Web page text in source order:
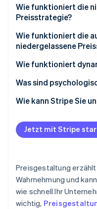
Kostenbasierte
Break-even-Preise
Vor-, Nachteile und
Wie funktioniert die
Preisstrategie?
Vor-, Nachteile und
Wie funktioniert die
niedergelassene
Preisangleichung
Unterbietung
Preisführerschaft
Vor-, Nachteile und
Wie funktioniert
Airlines und Hotels
Ride-Sharing-
Transparente
Was sind
Charm-Preis
Verankerung
Knappheit und
“Kostenlos” und
Wie kann Stripe Sie
Jetzt mit Stripe
Preisgestaltung
Wahrnehmung und
wie schnell Ihr
wichtig,